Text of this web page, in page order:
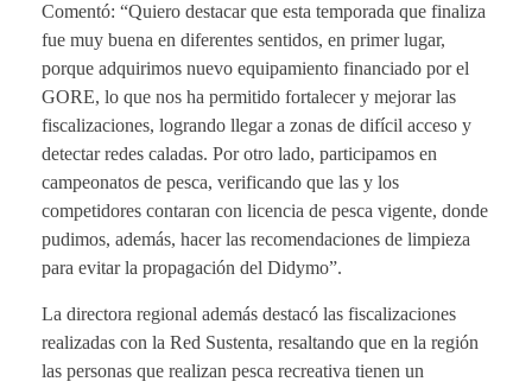
Comentó: “Quiero destacar que esta temporada que finaliza
fue muy buena en diferentes sentidos, en primer lugar,
porque adquirimos nuevo equipamiento financiado por el
GORE, lo que nos ha permitido fortalecer y mejorar las
fiscalizaciones, logrando llegar a zonas de difícil acceso y
detectar redes caladas. Por otro lado, participamos en
campeonatos de pesca, verificando que las y los
competidores contaran con licencia de pesca vigente, donde
pudimos, además, hacer las recomendaciones de limpieza
para evitar la propagación del Didymo”.
La directora regional además destacó las fiscalizaciones
realizadas con la Red Sustenta, resaltando que en la región
las personas que realizan pesca recreativa tienen un